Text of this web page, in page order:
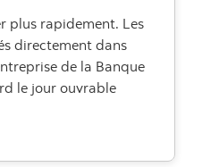
plus rapidement. Les
directement dans
de la Banque
le jour ouvrable